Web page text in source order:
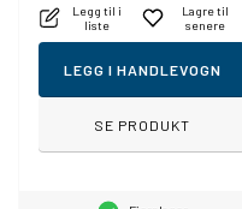
Legg til i
liste
Lagre til
senere
LEGG I HANDLEVOGN
SE PRODUKT